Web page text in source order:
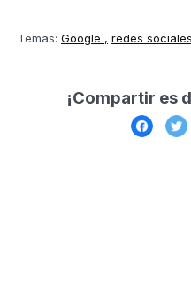
Temas: Google redes sociales
¡Compartir es